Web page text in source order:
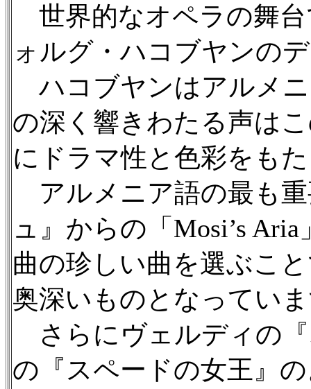
世界的なオペラの舞
ォルグ・ハコブヤンの
ハコブヤンはアルメ
の深く響きわたる声は
にドラマ性と色彩をも
アルメニア語の最も
ュ』からの「Mosi’s
曲の珍しい曲を選ぶこ
奥深いものとなってい
さらにヴェルディの
の『スペードの女王』